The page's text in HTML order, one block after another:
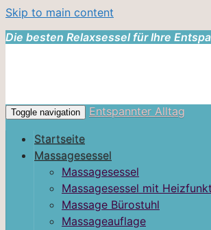
Skip to main content
Die besten Relaxsessel für Ihre
Toggle navigation
Entspannter Alltag
Startseite
Massagesessel
Massagesessel
Massagesessel mit
Massage Bürostuhl
Massageauflage